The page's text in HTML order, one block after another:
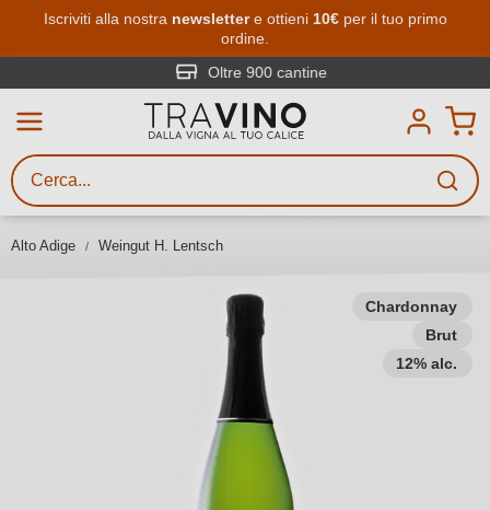
Passa al contenuto principale
Iscriviti alla nostra newslettere ottieni 10€per il tuo primo
ordine.
Oltre 900 cantine
Alto Adige Weingut H. Lentsch
Chardonnay
Brut
12% alc.
Ricerca vini
Inserisci almeno 3 caratteri
gusto, occasione, nome del vino,
vitigno, regione, cantina o altri